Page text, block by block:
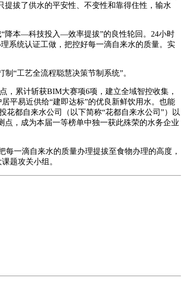
提拔了供水的平安性、不变性和靠得住性，输水
降本—科技投入—效率提拔”的良性轮回。24小时
系统认证工做，把控好每一滴自来水的质量。实
“工艺全流程聪慧决策节制系统”。
累计斩获BIM大赛项6项，建立全域智控收集，
平易近供给“建即达标”的优良新鲜饮用水。也能
都自来水公司（以下简称“花都自来水公司”）以
点，成为本届一等榜单中独一获此殊荣的水务企业
一滴自来水的质量办理提拔至食物办理的高度，
题攻关小组。